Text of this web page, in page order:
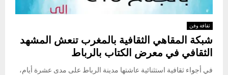
ثقافة وفن
شبكة المقاهي الثقافية بالمغرب تنعش المشهد
الثقافي في معرض الكتاب بالرباط
في أجواء ثقافية استثنائية عاشتها مدينة الرباط على مدى عشرة أيام،